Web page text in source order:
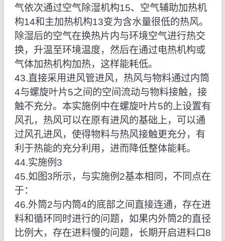
气依次通过空气除湿机构15、空气辅助加热机
构14和主加热机构13变为含水量很低的热风。
除湿后的空气在换热片内与环境空气进行热交
换，升温至环境温度，然后在通过电热机构或
气体加热机构加热，这样能耗低。
43.直接采用进风管进风，热风与物料通过内筒
4与螺旋叶片5之间的空间流动与物料接触，接
触不充分。本实施例中在螺旋叶片5的上设置有
风孔，热风可以在原有进风的基础上，可以通
过风孔进风，使得物料与热风接触更充分，有
利于热能的充分利用，进而降低整体能耗。
44.实施例3
45.如图3所示，与实施例2基本相同，不同点在
于：
46.外筒2与内筒4的底部之间直接连通，存在进
料和循环同时进行的问题，如果内外筒2的直径
比例大，存在进料慢的问题，长期开启进料口8